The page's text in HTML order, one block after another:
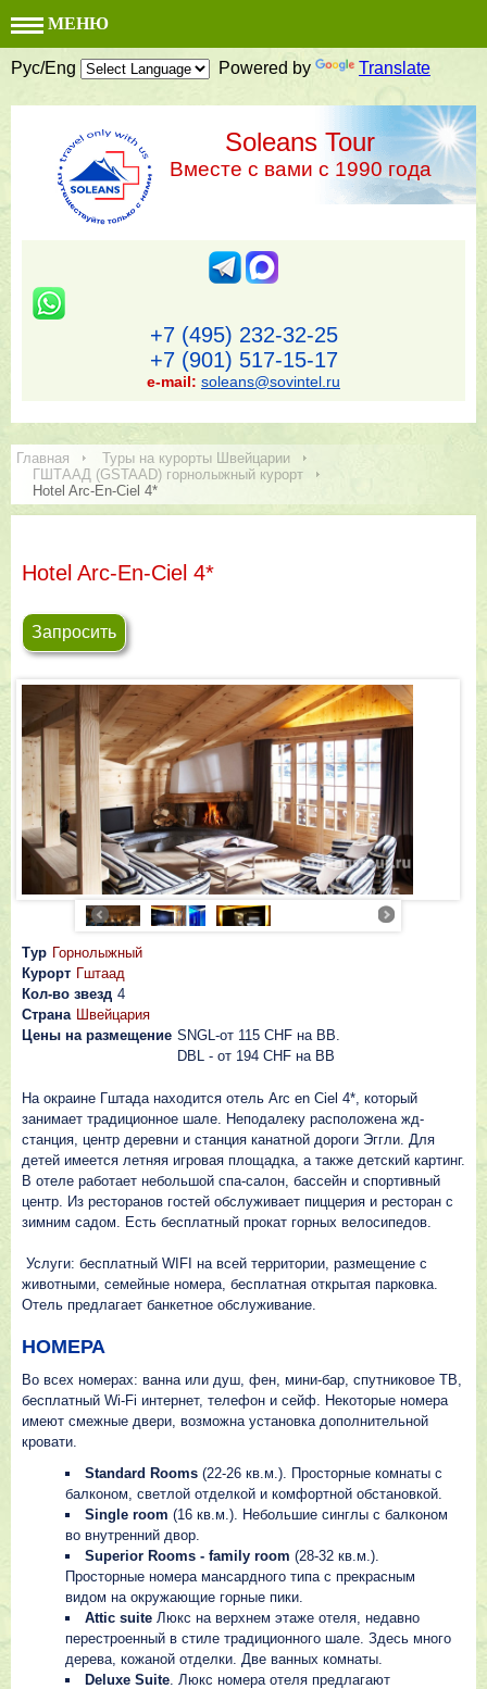
МЕНЮ
Рус/Eng Powered by Translate
Soleans Tour
Вместе с вами с 1990 года
+7 (495) 232-32-25
+7 (901) 517-15-17
e-mail: soleans@sovintel.ru
Главная
Туры на курорты Швейцарии
ГШТААД (GSTAAD) горнолыжный курорт
Hotel Arc-En-Ciel 4*
Hotel Arc-En-Ciel 4*
Запросить
Тур Горнолыжный
Курорт Гштаад
Кол-во звезд 4
Страна Швейцария
Цены на размещение SNGL-от 115 CHF на BB.
DBL - от 194 CHF на BB
На окраине Гштада находится отель Arc en Ciel 4*, который
занимает традиционное шале. Неподалеку расположена жд-
станция, центр деревни и станция канатной дороги Эггли. Для
детей имеется летняя игровая площадка, а также детский картинг.
В отеле работает небольшой спа-салон, бассейн и спортивный
центр. Из ресторанов гостей обслуживает пиццерия и ресторан с
зимним садом. Есть бесплатный прокат горных велосипедов.
Услуги: бесплатный WIFI на всей территории, размещение с
животными, семейные номера, бесплатная открытая парковка.
Отель предлагает банкетное обслуживание.
НОМЕРА
Во всех номерах: ванна или душ, фен, мини-бар, спутниковое ТВ,
бесплатный Wi-Fi интернет, телефон и сейф. Некоторые номера
имеют смежные двери, возможна установка дополнительной
кровати.
Standard Rooms (22-26 кв.м.). Просторные комнаты с
балконом, светлой отделкой и комфортной обстановкой.
Single room (16 кв.м.). Небольшие синглы с балконом
во внутренний двор.
Superior Rooms - family room (28-32 кв.м.).
Просторные номера мансардного типа с прекрасным
видом на окружающие горные пики.
Attic suite Люкс на верхнем этаже отеля, недавно
перестроенный в стиле традиционного шале. Здесь много
дерева, кожаной отделки. Две ванных комнаты.
Deluxe Suite. Люкс номера отеля предлагают